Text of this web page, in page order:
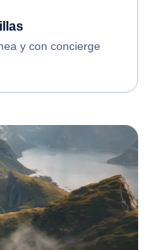
y con concierge